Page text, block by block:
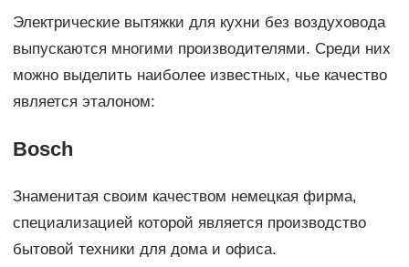
Электрические вытяжки для кухни без воздуховода
выпускаются многими производителями. Среди них
можно выделить наиболее известных, чье качество
является эталоном:
Bosch
Знаменитая своим качеством немецкая фирма,
специализацией которой является производство
бытовой техники для дома и офиса.